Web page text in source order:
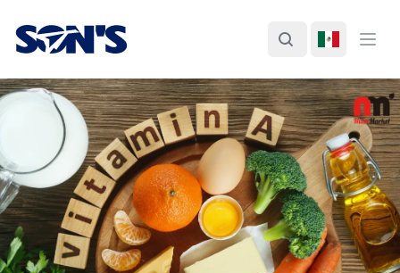
Laboratorios Química Son's
BuscarCambiar